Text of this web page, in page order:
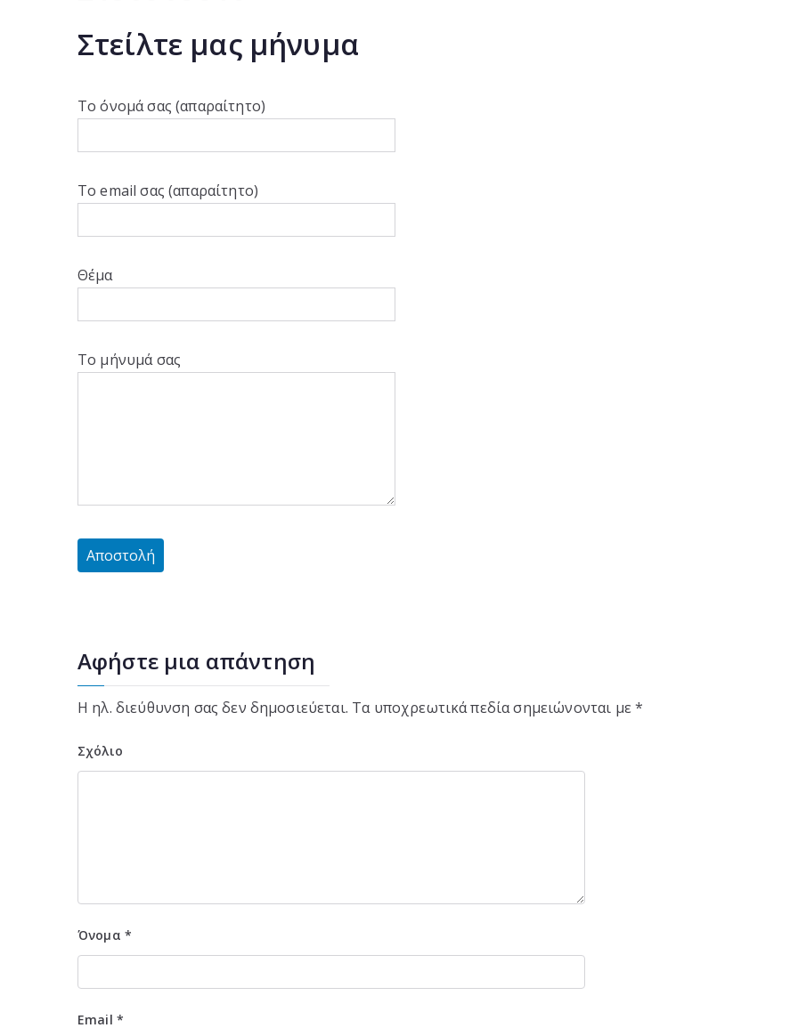
Στείλτε μας μήνυμα
Το όνομά σας (απαραίτητο)
Το email σας (απαραίτητο)
Θέμα
Το μήνυμά σας
Αφήστε μια απάντηση
Η ηλ. διεύθυνση σας δεν δημοσιεύεται. Τα υποχρεωτικά πεδία σημειώνονται με*
Σχόλιο
Όνομα *
Email *